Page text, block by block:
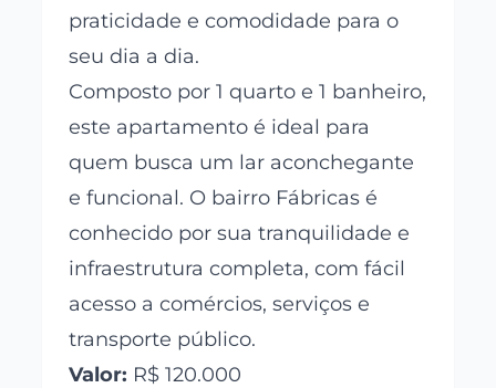
praticidade e comodidade para o
seu dia a dia.
Composto por 1 quarto e 1 banheiro,
este apartamento é ideal para
quem busca um lar aconchegante
e funcional. O bairro Fábricas é
conhecido por sua tranquilidade e
infraestrutura completa, com fácil
acesso a comércios, serviços e
transporte público.
Valor: R$ 120.000